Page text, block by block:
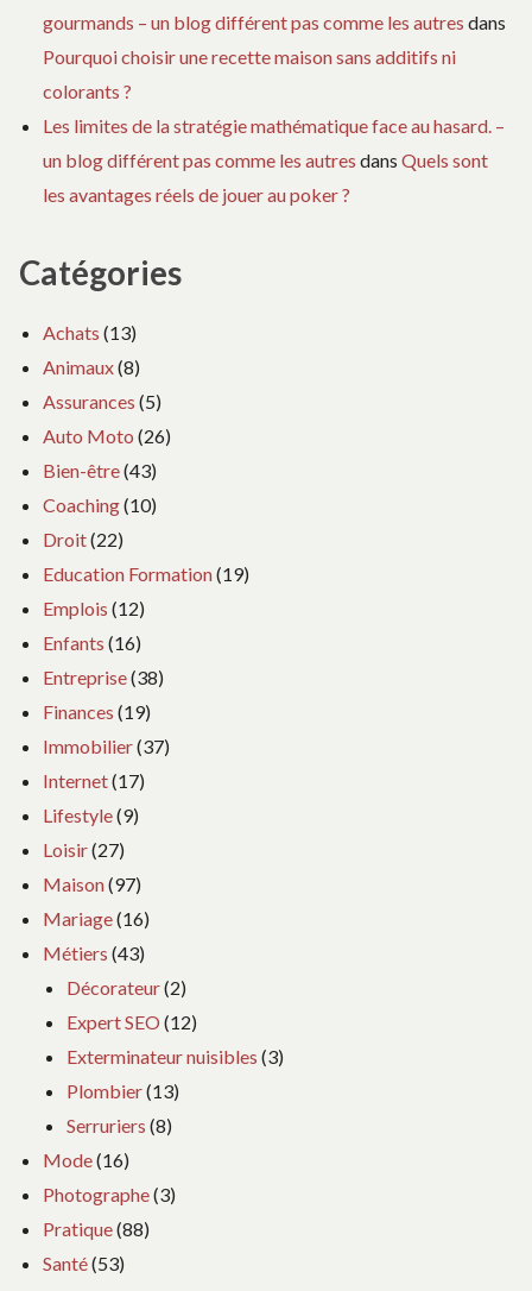
gourmands – un blog différent pas comme les autres dans
Pourquoi choisir une recette maison sans additifs ni
colorants ?
Les limites de la stratégie mathématique face au hasard. –
un blog différent pas comme les autres dans Quels sont
les avantages réels de jouer au poker ?
Catégories
Achats (13)
Animaux(8)
Assurances (5)
Auto Moto (26)
Bien-être(43)
Coaching(10)
Droit(22)
Education Formation(19)
Emplois (12)
Enfants (16)
Entreprise(38)
Finances (19)
Immobilier(37)
Internet(17)
Lifestyle(9)
Loisir(27)
Maison(97)
Mariage(16)
Métiers (43)
Décorateur(2)
Expert SEO (12)
Exterminateur nuisibles (3)
Plombier(13)
Serruriers (8)
Mode(16)
Photographe(3)
Pratique(88)
Santé(53)